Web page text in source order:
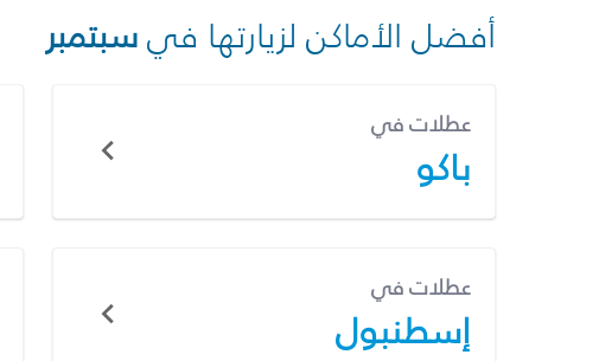
أفضل الأماكن لزيارتها فيسبتمبر
عطلات في
باكو
عطلات في
إسطنبول